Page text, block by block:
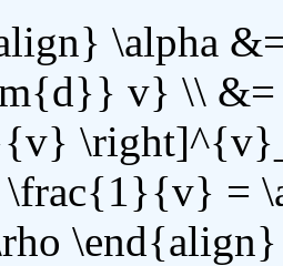
\alpha
v} \\ &=
\frac{1}{v} =
\end{align}